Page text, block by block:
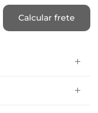
Calcular frete